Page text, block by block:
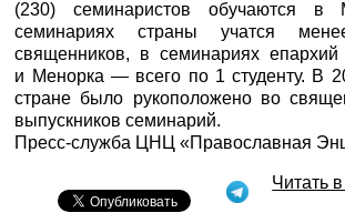
(230) семинаристов обучаются
семинариях страны учатся
священников, в семинариях
и Менорка — всего по 1 студенту. В
стране было рукоположено во
выпускников семинарий.
Пресс-служба ЦНЦ «Православная
Читать